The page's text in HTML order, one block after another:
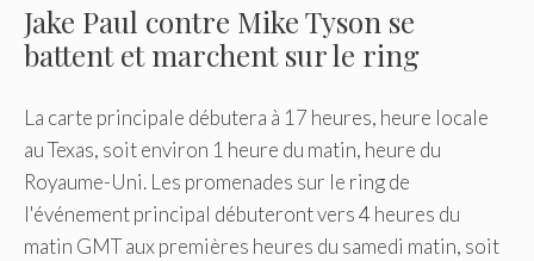
Jake Paul contre Mike Tyson se
battent et marchent sur le ring
La carte principale débutera à 17 heures, heure locale
au Texas, soit environ 1 heure du matin, heure du
Royaume-Uni. Les promenades sur le ring de
l'événement principal débuteront vers 4 heures du
matin GMT aux premières heures du samedi matin, soit